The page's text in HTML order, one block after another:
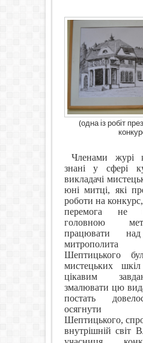
(одна із робіт
Членами журі
знані у сфері
викладачі
юні митці, які
роботи на
перемога не
головною
працювати
Шептицького
мистецьких
цікавим
змалювати цю
постать
осягнути
Шептицького,
внутрішній світ